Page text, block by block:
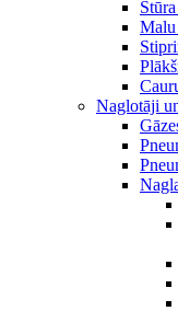
Malu
Naglotāji